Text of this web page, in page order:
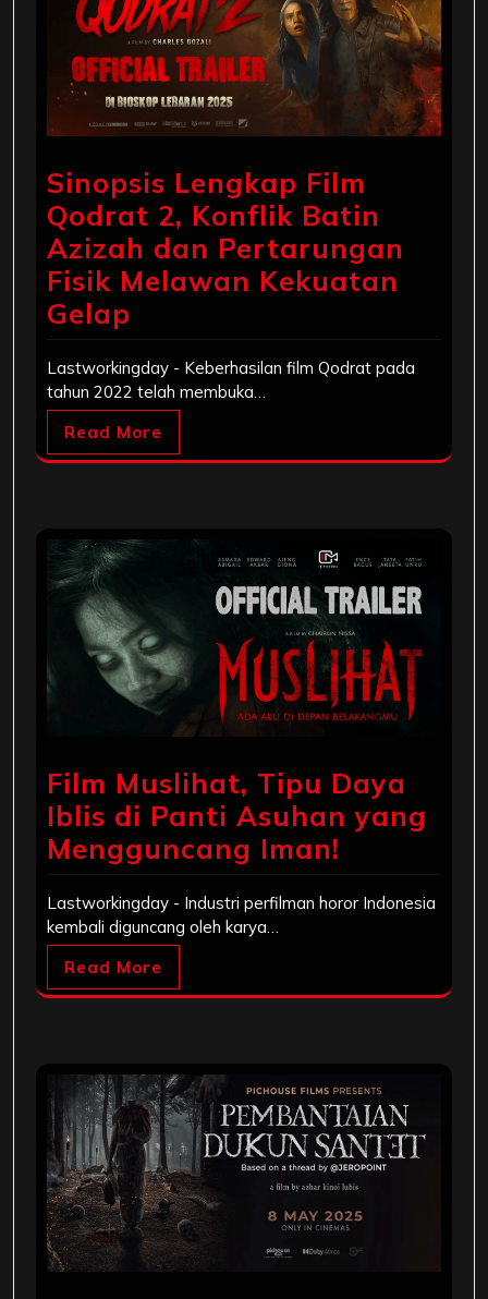
Sinopsis Lengkap Film
Qodrat 2, Konflik Batin
Azizah dan Pertarungan
Fisik Melawan Kekuatan
Gelap
Lastworkingday - Keberhasilan film Qodrat pada
tahun 2022 telah membuka…
Read More
Film Muslihat, Tipu Daya
Iblis di Panti Asuhan yang
Mengguncang Iman!
Lastworkingday - Industri perfilman horor Indonesia
kembali diguncang oleh karya…
Read More